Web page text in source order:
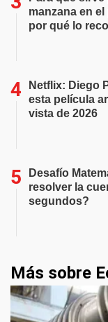
manzana en
por qué lo
Netflix: Diego
esta película
vista de 2026
Desafío
resolver la
segundos?
Más sobre